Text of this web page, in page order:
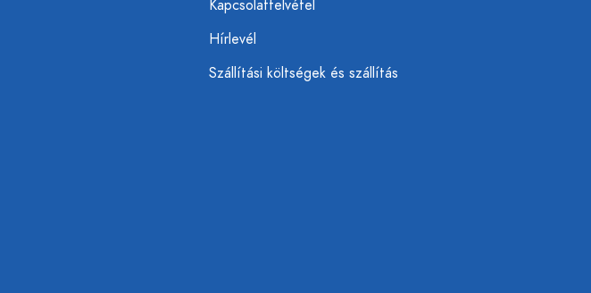
Kapcsolatfelvétel
Hírlevél
Szállítási költségek és szállítás